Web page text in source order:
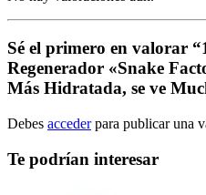
Sé el primero en valorar
Regenerador «Snake
Más Hidratada, se ve
Debes accederpara publicar una
Te podrían interesar